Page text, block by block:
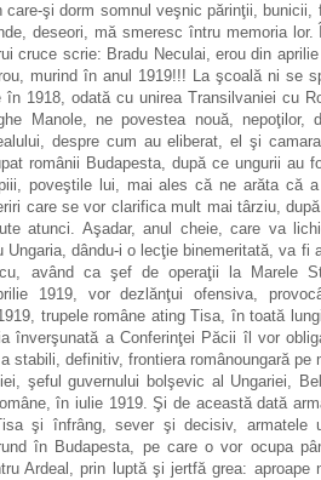
şi dorm somnul veşnic părinţii,
deseori, mă smeresc întru memoria
cruce scrie: Bradu Neculai, erou din
murind în anul 1919!!! La şcoală ni se
1918, odată cu unirea Transilvaniei cu
Manole, ne povestea nouă,
despre cum au eliberat, el şi
românii Budapesta, după ce ungurii au
poveştile lui, mai ales că ne arăta că
care se vor clarifica mult mai târziu,
atunci. Aşadar, anul cheie, care va
dându-i o lecţie binemeritată, va fi
având ca şef de operaţii la Marele
1919, vor dezlănţui ofensiva,
trupele române ating Tisa, în toată
înverşunată a Conferinţei Păcii îl vor
stabili, definitiv, frontiera românoungară pe
şeful guvernului bolşevic al Ungariei,
în iulie 1919. Şi de această dată
şi înfrâng, sever şi decisiv, armatele
în Budapesta, pe care o vor ocupa
Ardeal, prin luptă şi jertfă grea: aproape